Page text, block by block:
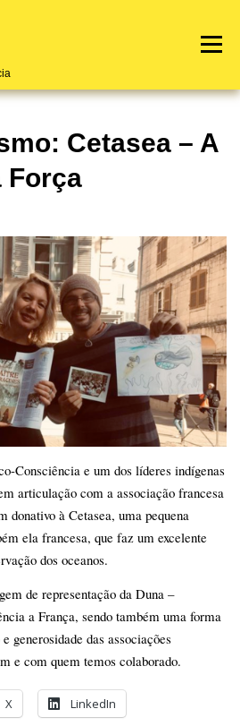
Menu
Quem Somos
Cetasea – A
Força
Consciência e um dos líderes indígenas
articulação com a associação francesa
donativo à Cetasea, uma pequena
ela francesa, que faz um excelente
dos oceanos.
de representação da Duna –
a França, sendo também uma forma
generosidade das associações
e com quem temos colaborado.
X LinkedIn